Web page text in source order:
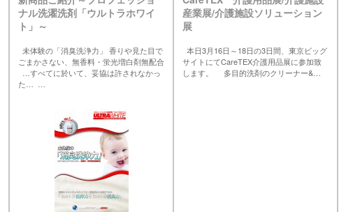
ナル洗濯洗剤「ウルトラホワイ
ト」～
未体験の「消臭洗浄力」 香りや見た目で
ごまかさない、無香料・蛍光増白剤無配合
…すべてに於いて、妥協は許されなかっ
た… …
産業展/介護施設ソリューション
展
本日3月16日～18日の3日間、東京ビッグ
サイトにてCareTEX介護用品展に参加致
します。 多目的洗剤のクリーナー&…